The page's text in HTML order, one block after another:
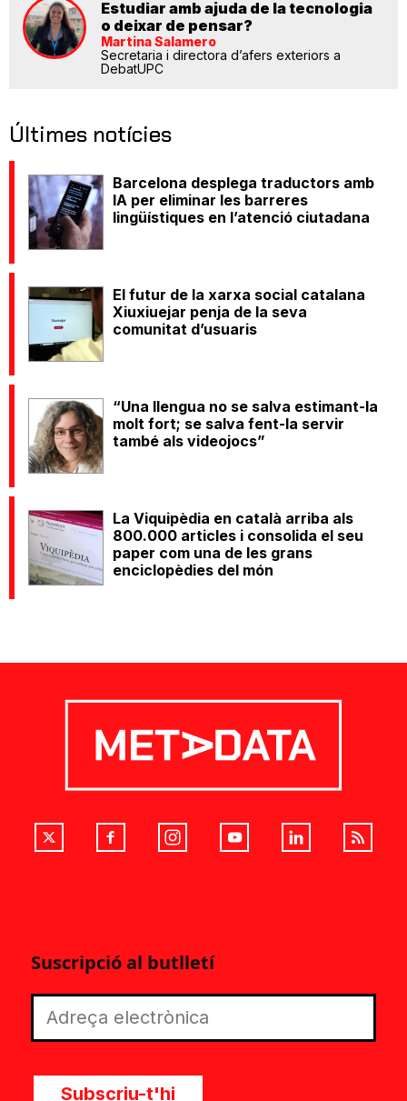
Estudiar amb ajuda de la tecnologia
o deixar de pensar?
Martina Salamero
Secretaria i directora d’afers exteriors a
DebatUPC
Últimes notícies
Barcelona desplega traductors amb
IA per eliminar les barreres
lingüístiques en l’atenció ciutadana
El futur de la xarxa social catalana
Xiuxiuejar penja de la seva
comunitat d’usuaris
“Una llengua no se salva estimant-la
molt fort; se salva fent-la servir
també als videojocs”
La Viquipèdia en català arriba als
800.000 articles i consolida el seu
paper com una de les grans
enciclopèdies del món
Suscripció al butlletí
Subscriu-t'hi